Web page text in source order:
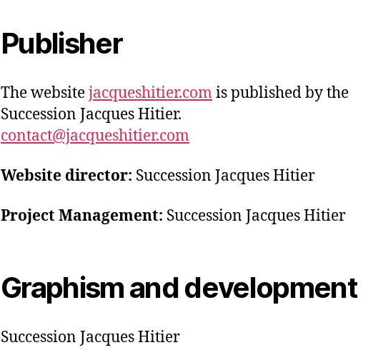
Publisher
The websitejacqueshitier.comis published by the
Succession Jacques Hitier.
contact@jacqueshitier.com
Website director: Succession Jacques Hitier
Project Management: Succession Jacques Hitier
Graphism and development
Succession Jacques Hitier